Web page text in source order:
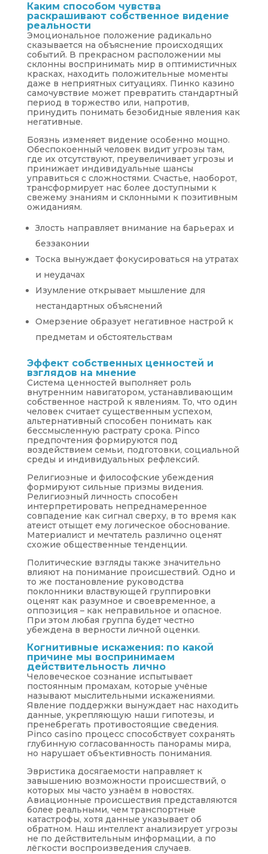
Каким способом чувства
раскрашивают собственное видение
реальности
Эмоциональное положение радикально
сказывается на объяснение происходящих
событий. В прекрасном расположении мы
склонны воспринимать мир в оптимистичных
красках, находить положительные моменты
даже в неприятных ситуациях. Пинко казино
самочувствие может превратить стандартный
период в торжество или, напротив,
принудить понимать безобидные явления как
негативные.
Боязнь изменяет видение особенно мощно.
Обеспокоенный человек видит угрозы там,
где их отсутствуют, преувеличивает угрозы и
принижает индивидуальные шансы
управиться с сложностями. Счастье, наоборот,
трансформирует нас более доступными к
свежему знаниям и склонными к позитивным
ожиданиям.
Злость направляет внимание на барьерах и
беззаконии
Тоска вынуждает фокусироваться на утратах
и неудачах
Изумление открывает мышление для
нестандартных объяснений
Омерзение образует негативное настрой к
предметам и обстоятельствам
Эффект собственных ценностей и
взглядов на мнение
Система ценностей выполняет роль
внутренним навигатором, устанавливающим
собственное настрой к явлениям. То, что один
человек считает существенным успехом,
альтернативный способен понимать как
бессмысленную растрату срока. Pinco
предпочтения формируются под
воздействием семьи, подготовки, социальной
среды и индивидуальных рефлексий.
Религиозные и философские убеждения
формируют сильные призмы видения.
Религиозный личность способен
интерпретировать непреднамеренное
совпадение как сигнал сверху, в то время как
атеист отыщет ему логическое обоснование.
Материалист и мечтатель различно оценят
схожие общественные тенденции.
Политические взгляды также значительно
влияют на понимание происшествий. Одно и
то же постановление руководства
поклонники властвующей группировки
оценят как разумное и своевременное, а
оппозиция – как неправильное и опасное.
При этом любая группа будет честно
убеждена в верности личной оценки.
Когнитивные искажения: по какой
причине мы воспринимаем
действительность лично
Человеческое сознание испытывает
постоянным промахам, которые учёные
называют мыслительными искажениями.
Явление поддержки вынуждает нас находить
данные, укрепляющую наши гипотезы, и
пренебрегать противостоящие сведения.
Pinco casino процесс способствует сохранять
глубинную согласованность панорамы мира,
но нарушает объективность понимания.
Эвристика досягаемости направляет к
завышению возможности происшествий, о
которых мы часто узнаём в новостях.
Авиационные происшествия представляются
более реальными, чем транспортные
катастрофы, хотя данные указывает об
обратном. Наш интеллект анализирует угрозы
не по действительным информации, а по
лёгкости воспроизведения случаев.